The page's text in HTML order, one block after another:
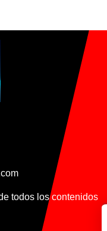
todos los contenidos